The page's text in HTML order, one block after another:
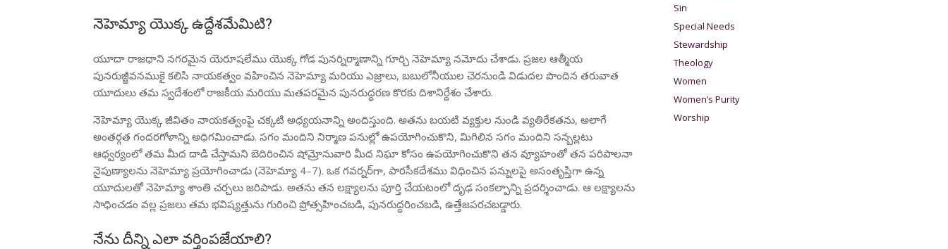
నెహెమ్యా యొక్క ఉద్దేశమేమిటి?
యూదా రాజధాని నగరమైన యెరూషలేము యొక్క గోడ పునర్నిర్మాణాన్ని గూర్చి నెహెమ్యా నమోదు చేశాడు. ప్రజల ఆత్మీయ
పునరుజ్జీవనముకై కలిసి నాయకత్వం వహించిన నెహెమ్యా మరియు ఎజ్రాలు, బబులోనీయుల చెరనుండి విడుదల పొందిన తరువాత
యూదులు తమ స్వదేశంలో రాజకీయ మరియు మతపరమైన పునరుద్ధరణ కొరకు దిశానిర్దేశం చేశారు.
నెహెమ్యా యొక్క జీవితం నాయకత్వంపై చక్కటి అధ్యయనాన్ని అందిస్తుంది. అతను బయటి వ్యక్తుల నుండి వ్యతిరేకతను, అలాగే
అంతర్గత గందరగోళాన్ని అధిగమించాడు. సగం మందిని నిర్మాణ పనుల్లో ఉపయోగించుకొని, మిగిలిన సగం మందిని సన్బల్లటు
ఆధ్వర్యంలో తమ మీద దాడి చేస్తామని బెదిరించిన షోమ్రోనువారి మీద నిఘా కోసం ఉపయోగించుకొని తన వ్యూహంతో తన పరిపాలనా
నైపుణ్యాలను నెహెమ్యా ప్రయోగించాడు (నెహెమ్యా 4–7). ఒక గవర్నర్‌గా, పారసీకదేశము విధించిన పన్నులపై అసంతృప్తిగా ఉన్న
యూదులతో నెహెమ్యా శాంతి చర్చలు జరిపాడు. అతను తన లక్ష్యాలను పూర్తి చేయటంలో దృఢ సంకల్పాన్ని ప్రదర్శించాడు. ఆ లక్ష్యాలను
సాధించడం వల్ల ప్రజలు తమ భవిష్యత్తును గురించి ప్రోత్సహించబడి, పునరుద్ధరించబడి, ఉత్తేజపరచబడ్డారు.
నేను దీన్ని ఎలా వర్తింపజేయాలి?
Sin
Special Needs
Stewardship
Theology
Women
Women’s Purity
Worship